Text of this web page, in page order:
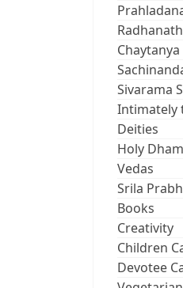
Sivarama
Intimately
Deities
Holy Dham
Vedas
Srila
Books
Creativity
Children
Devotee